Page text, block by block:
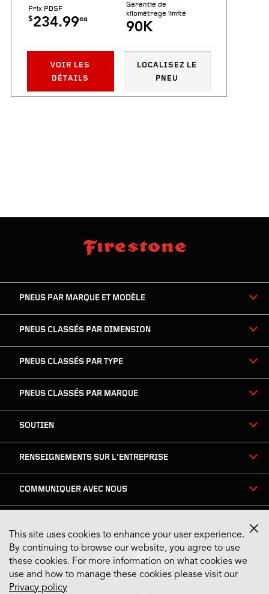
Prix PDSF
$234.99ea
Garantie de
kilométrage limité
90K
VOIR LES
DÉTAILS
LOCALISEZ LE
PNEU
du
PNEUS PAR MARQUE ET MODÈLE
PNEUS CLASSÉS PAR DIMENSION
PNEUS CLASSÉS PAR TYPE
PNEUS CLASSÉS PAR MARQUE
SOUTIEN
RENSEIGNEMENTS SUR L’ENTREPRISE
COMMUNIQUER AVEC NOUS
Restez connecté
This site uses cookies to enhance your user experience.
By continuing to browse our website, you agree to use
these cookies. For more information on what cookies we
use and how to manage these cookies please visit our
Privacy policy